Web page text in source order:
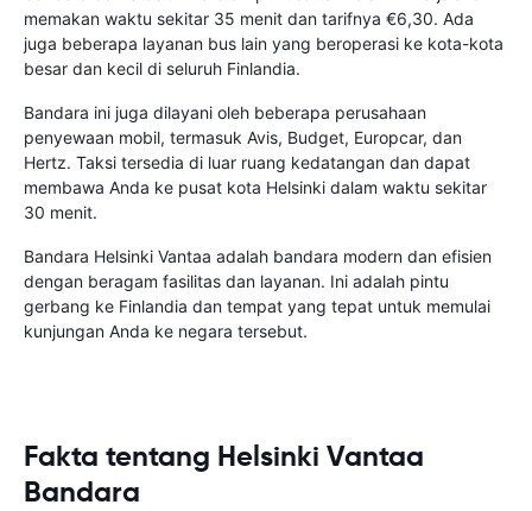
memakan waktu sekitar 35 menit dan tarifnya €6,30. Ada
juga beberapa layanan bus lain yang beroperasi ke kota-kota
besar dan kecil di seluruh Finlandia.
Bandara ini juga dilayani oleh beberapa perusahaan
penyewaan mobil, termasuk Avis, Budget, Europcar, dan
Hertz. Taksi tersedia di luar ruang kedatangan dan dapat
membawa Anda ke pusat kota Helsinki dalam waktu sekitar
30 menit.
Bandara Helsinki Vantaa adalah bandara modern dan efisien
dengan beragam fasilitas dan layanan. Ini adalah pintu
gerbang ke Finlandia dan tempat yang tepat untuk memulai
kunjungan Anda ke negara tersebut.
Fakta tentang Helsinki Vantaa
Bandara